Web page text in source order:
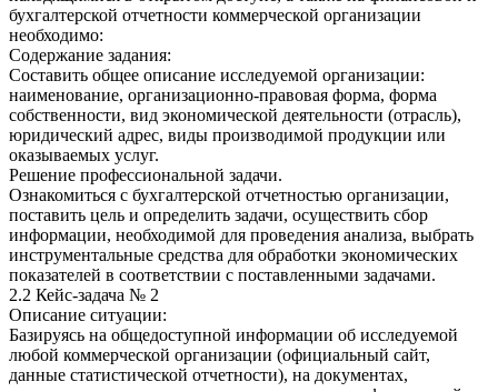
бухгалтерской отчетности коммерческой организации
необходимо:
Содержание задания:
Составить общее описание исследуемой организации:
наименование, организационно-правовая форма, форма
собственности, вид экономической деятельности (отрасль),
юридический адрес, виды производимой продукции или
оказываемых услуг.
Решение профессиональной задачи.
Ознакомиться с бухгалтерской отчетностью организации,
поставить цель и определить задачи, осуществить сбор
информации, необходимой для проведения анализа, выбрать
инструментальные средства для обработки экономических
показателей в соответствии с поставленными задачами.
2.2 Кейс-задача № 2
Описание ситуации:
Базируясь на общедоступной информации об исследуемой
любой коммерческой организации (официальный сайт,
данные статистической отчетности), на документах,